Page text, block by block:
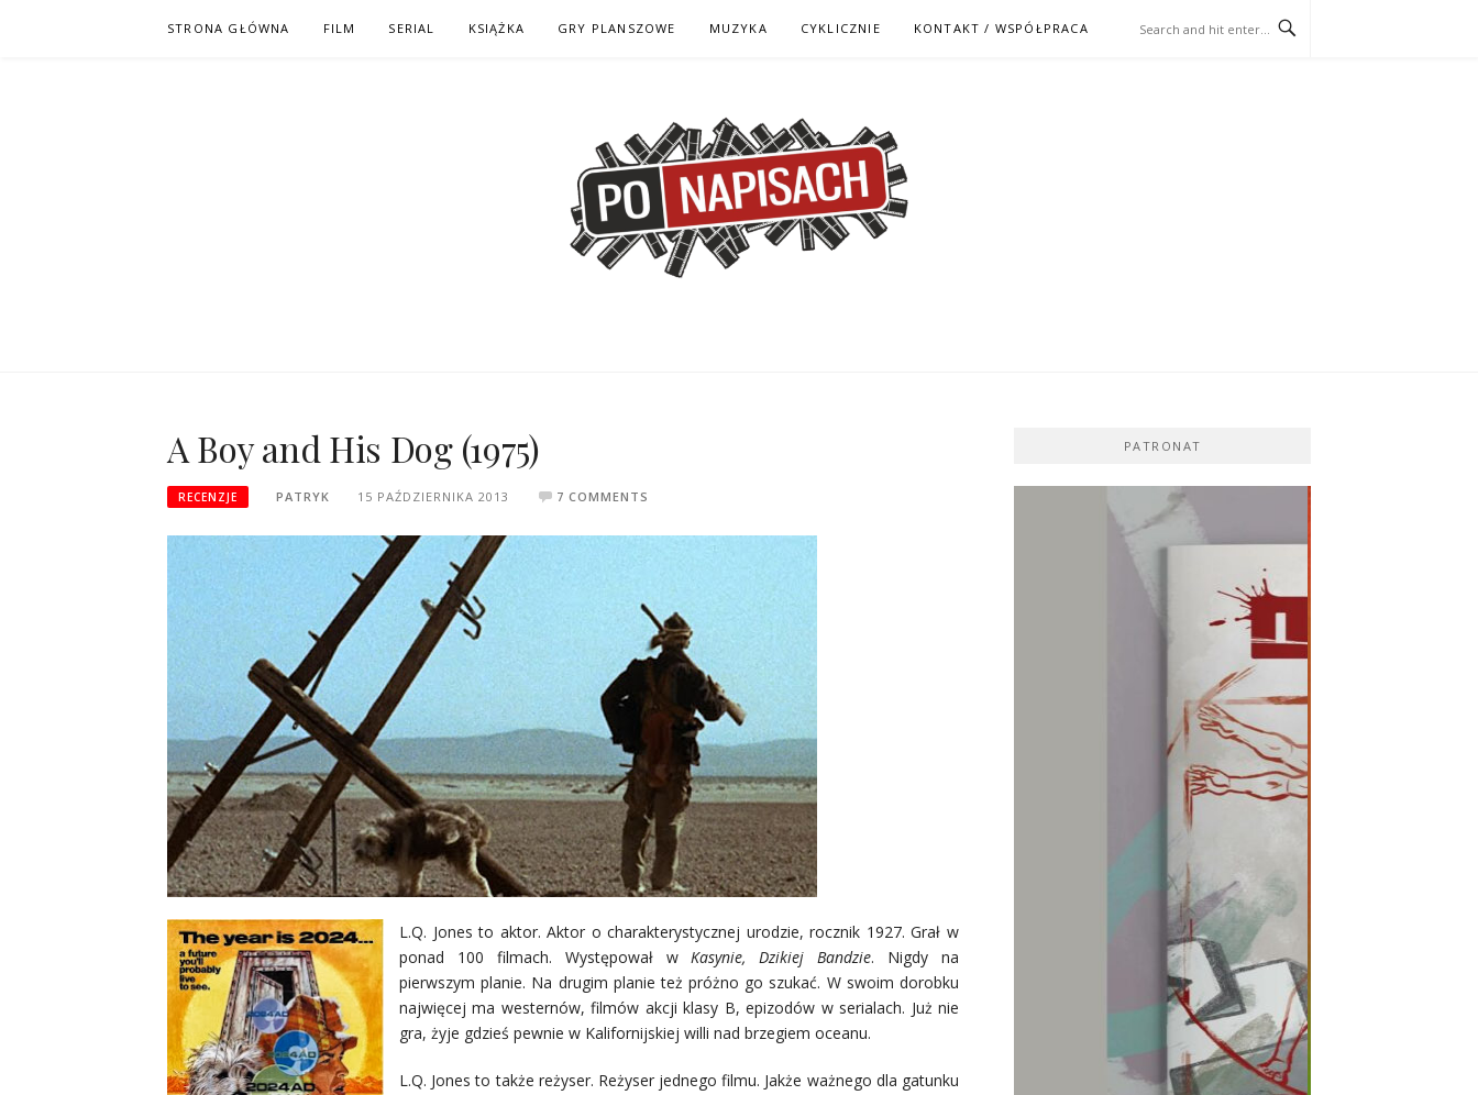
STRONA GŁÓWNA FILM SERIAL KSIĄŻKA GRY PLANSZOWE MUZYKA CYKLICZNIE KONTAKT / WSPÓŁPRACA
A Boy and His Dog (1975)
RECENZJE PATRYK 15 PAŹDZIERNIKA 2013 7 COMMENTS
L.Q. Jones to aktor. Aktor o charakterystycznej urodzie, rocznik 1927. Grał w
ponad 100 filmach. Występował wKasynie, Dzikiej Bandzie. Nigdy na
pierwszym planie. Na drugim planie też próżno go szukać. W swoim dorobku
najwięcej ma westernów, filmów akcji klasy B, epizodów w serialach. Już nie
gra, żyje gdzieś pewnie w Kalifornijskiej willi nad brzegiem oceanu.
L.Q. Jones to także reżyser. Reżyser jednego filmu. Jakże ważnego dla gatunku
PATRONAT